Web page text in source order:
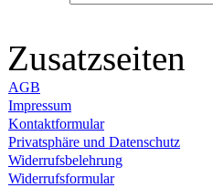
Zusatzseiten
AGB
Impressum
Kontaktformular
Privatsphäre und Datenschutz
Widerrufsbelehrung
Widerrufsformular